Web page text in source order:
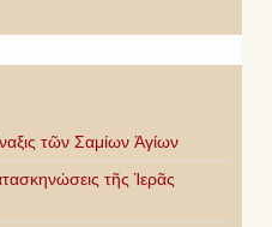
τῶν Σαμίων Ἁγίων
τῆς Ἱερᾶς